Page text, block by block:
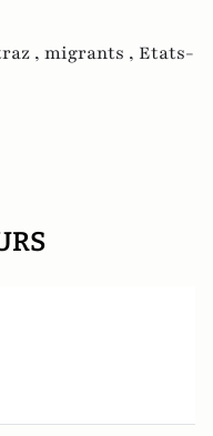
, migrants , Etats-